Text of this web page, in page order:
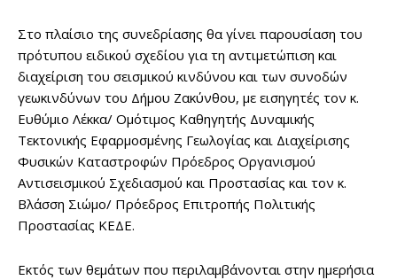
Στο πλαίσιο της συνεδρίασης θα γίνει παρουσίαση του
πρότυπου ειδικού σχεδίου για τη αντιμετώπιση και
διαχείριση του σεισμικού κινδύνου και των συνοδών
γεωκινδύνων του Δήμου Ζακύνθου, με εισηγητές τον κ.
Ευθύμιο Λέκκα/ Ομότιμος Καθηγητής Δυναμικής
Τεκτονικής Εφαρμοσμένης Γεωλογίας και Διαχείρισης
Φυσικών Καταστροφών Πρόεδρος Οργανισμού
Αντισεισμικού Σχεδιασμού και Προστασίας και τον κ.
Βλάσση Σιώμο/ Πρόεδρος Επιτροπής Πολιτικής
Προστασίας ΚΕΔΕ.
Εκτός των θεμάτων που περιλαμβάνονται στην ημερήσια